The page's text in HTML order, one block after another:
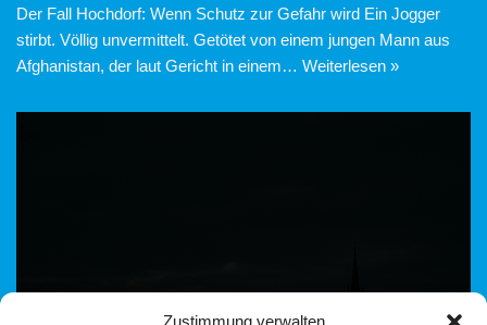
Zustimmung verwalten
Der Fall Hochdorf: Wenn Schutz zur Gefahr wird Ein Jogger
stirbt. Völlig unvermittelt. Getötet von einem jungen Mann aus
Afghanistan, der laut Gericht in einem… Weiterlesen »